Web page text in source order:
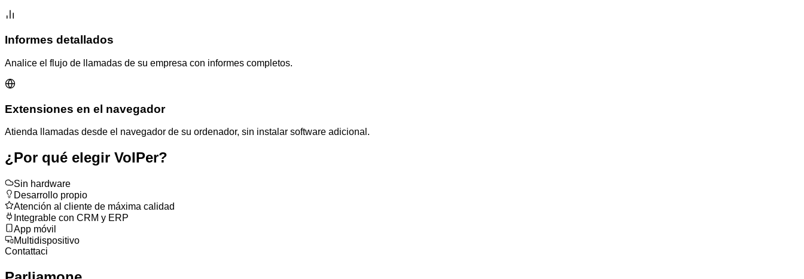
Informes detallados
Analice el flujo de llamadas de su empresa con informes completos.
Extensiones en el navegador
Atienda llamadas desde el navegador de su ordenador, sin instalar software adicional.
¿Por qué elegir VoIPer?
Sin hardware
Desarrollo propio
Atención al cliente de máxima calidad
Integrable con CRM y ERP
App móvil
Multidispositivo
Contattaci